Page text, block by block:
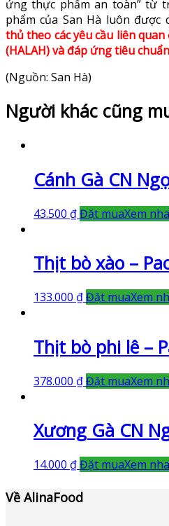
ứng thực phẩm an toàn” từ
phẩm của San Hà luôn được
thủ theo các yêu cầu liên
(HALAH) và đáp ứng tiêu
(Nguồn: San Hà)
Người khác cũng
Cánh Gà CN
43.500 ₫Đặt muaXem
Thịt bò xào –
133.000 ₫Đặt muaXem
Thịt bò phi lê –
378.000 ₫Đặt muaXem
Xương Gà CN
14.000 ₫Đặt muaXem
Về AlinaFood